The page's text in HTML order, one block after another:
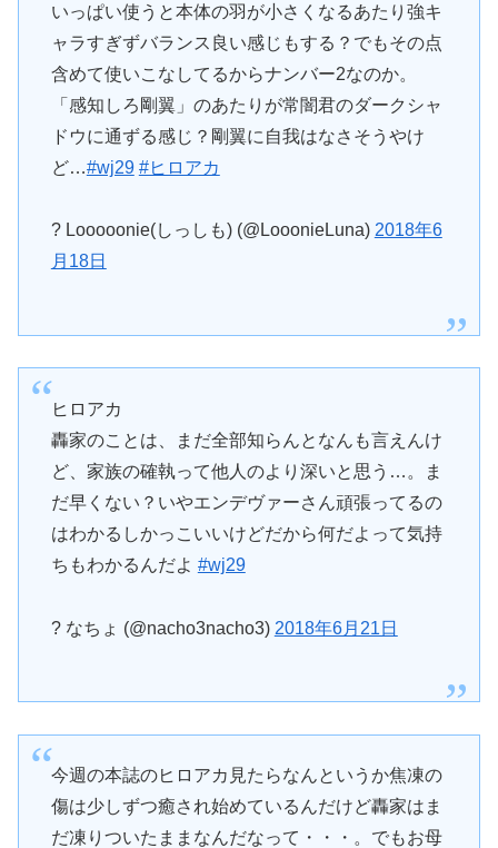
いっぱい使うと本体の羽が小さくなるあたり強キ
ャラすぎずバランス良い感じもする？でもその点
含めて使いこなしてるからナンバー2なのか。
「感知しろ剛翼」のあたりが常闇君のダークシャ
ドウに通ずる感じ？剛翼に自我はなさそうやけ
ど…#wj29 #ヒロアカ
? Looooonie(しっしも) (@LooonieLuna) 2018年6
月18日
ヒロアカ
轟家のことは、まだ全部知らんとなんも言えんけ
ど、家族の確執って他人のより深いと思う…。ま
だ早くない？いやエンデヴァーさん頑張ってるの
はわかるしかっこいいけどだから何だよって気持
ちもわかるんだよ #wj29
? なちょ (@nacho3nacho3) 2018年6月21日
今週の本誌のヒロアカ見たらなんというか焦凍の
傷は少しずつ癒され始めているんだけど轟家はま
だ凍りついたままなんだなって・・・。でもお母